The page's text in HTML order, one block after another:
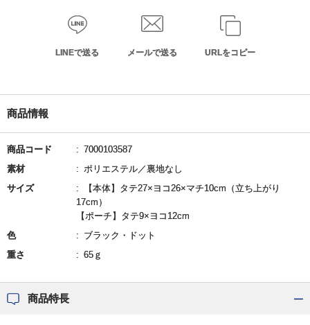
LINEで送る メールで送る URLをコピー
商品情報
商品コード
7000103587
素材
ポリエステル／裏地なし
サイズ
【本体】タテ27×ヨコ26×マチ10cm（立ち上がり
17cm）
【ポーチ】タテ9×ヨコ12cm
色
ブラック・ドット
重さ
65ｇ
商品特長